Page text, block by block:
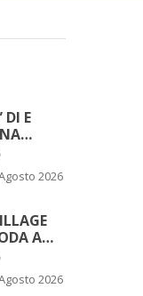
DI E
SUO2026
A
2026